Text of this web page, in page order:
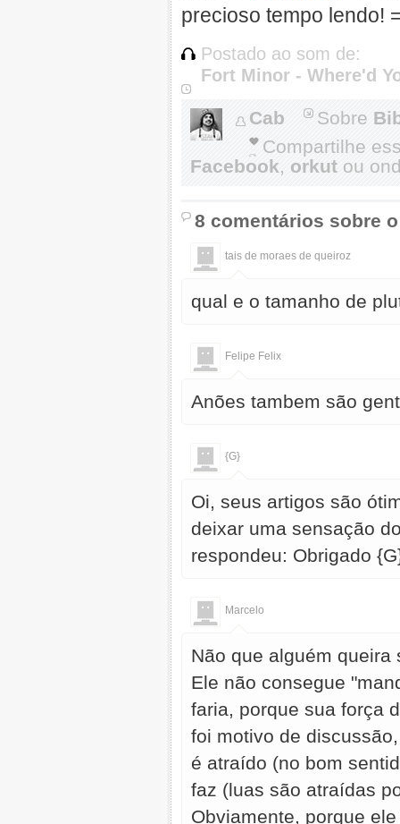
precioso tempo lendo!
Postado ao som de:
Fort Minor - Where'd
Cab Sobre
Compartilhe
Facebook, orkut ou
8 comentários sobre
tais de moraes de queiroz
qual e o tamanho de
Felipe Felix
Anões tambem são
{G}
Oi, seus artigos são
deixar uma sensação
respondeu: Obrigado
Marcelo
Não que alguém queira
Ele não consegue
faria, porque sua força
foi motivo de
é atraído (no bom
faz (luas são atraídas
Obviamente, porque